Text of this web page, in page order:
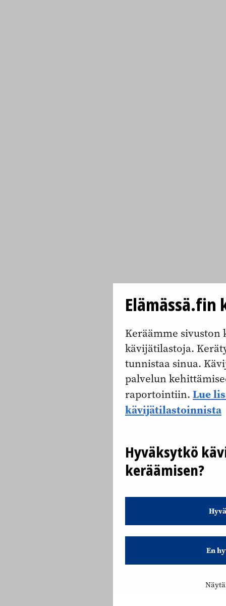
Keräämme sivuston
kävijätilastoja.
tunnistaa sinua.
palvelun
raportointiin. Lue
kävijätilastoinnista
Hyväksytkö
keräämisen?
En